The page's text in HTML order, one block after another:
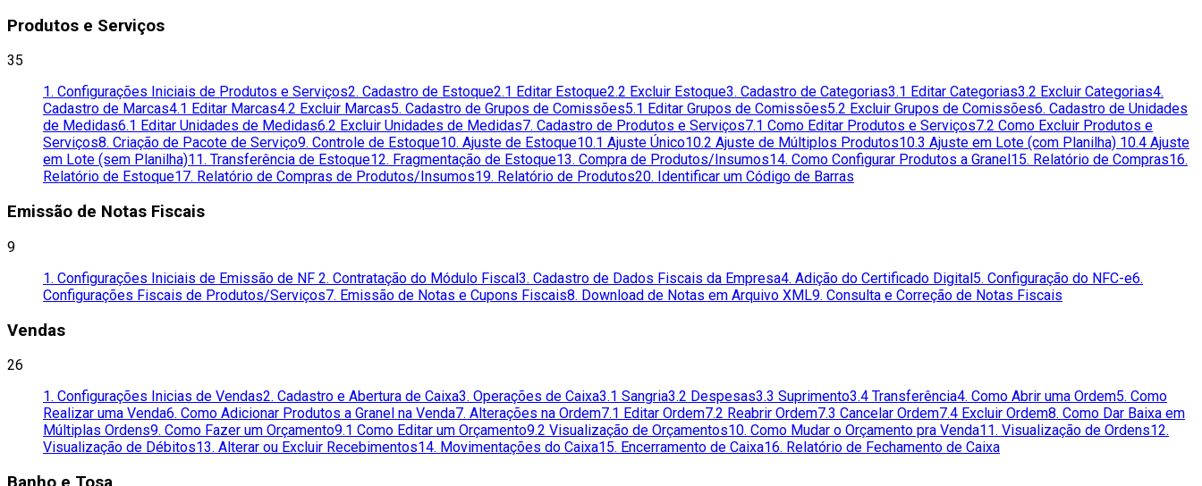
Produtos e Serviços
35
1. Configurações Iniciais de Produtos e Serviços2. Cadastro de Estoque2.1 Editar Estoque2.2 Excluir Estoque3. Cadastro de Categorias3.1 Editar Categorias3.2 Excluir Categorias4.
Cadastro de Marcas4.1 Editar Marcas4.2 Excluir Marcas5. Cadastro de Grupos de Comissões5.1 Editar Grupos de Comissões5.2 Excluir Grupos de Comissões6. Cadastro de Unidades
de Medidas6.1 Editar Unidades de Medidas6.2 Excluir Unidades de Medidas7. Cadastro de Produtos e Serviços7.1 Como Editar Produtos e Serviços7.2 Como Excluir Produtos e
Serviços8. Criação de Pacote de Serviço9. Controle de Estoque10. Ajuste de Estoque10.1 Ajuste Único10.2 Ajuste de Múltiplos Produtos10.3 Ajuste em Lote (com Planilha) 10.4 Ajuste
em Lote (sem Planilha)11. Transferência de Estoque12. Fragmentação de Estoque13. Compra de Produtos/Insumos14. Como Configurar Produtos a Granel 15. Relatório de Compras16.
Relatório de Estoque17. Relatório de Compras de Produtos/Insumos19. Relatório de Produtos20. Identificar um Código de Barras
Emissão de Notas Fiscais
9
1. Configurações Iniciais de Emissão de NF 2. Contratação do Módulo Fiscal3. Cadastro de Dados Fiscais da Empresa4. Adição do Certificado Digital5. Configuração do NFC-e6.
Configurações Fiscais de Produtos/Serviços7. Emissão de Notas e Cupons Fiscais8. Download de Notas em Arquivo XML9. Consulta e Correção de Notas Fiscais
Vendas
26
1. Configurações Inicias de Vendas2. Cadastro e Abertura de Caixa3. Operações de Caixa3.1 Sangria3.2 Despesas3.3 Suprimento3.4 Transferência4. Como Abrir uma Ordem5. Como
Realizar uma Venda6. Como Adicionar Produtos a Granel na Venda7. Alterações na Ordem7.1 Editar Ordem7.2 Reabrir Ordem7.3 Cancelar Ordem7.4 Excluir Ordem8. Como Dar Baixa em
Múltiplas Ordens9. Como Fazer um Orçamento9.1 Como Editar um Orçamento9.2 Visualização de Orçamentos10. Como Mudar o Orçamento pra Venda11. Visualização de Ordens12.
Visualização de Débitos13. Alterar ou Excluir Recebimentos14. Movimentações do Caixa15. Encerramento de Caixa16. Relatório de Fechamento de Caixa